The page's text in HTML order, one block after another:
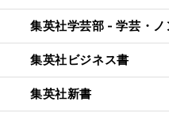
集英社学芸部 - 学芸・
集英社ビジネス書
集英社新書